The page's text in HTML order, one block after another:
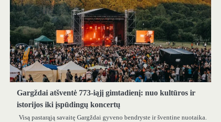
Gargždai atšventė 773-iąjį gimtadienį: nuo kultūros ir
istorijos iki įspūdingų koncertų
Visą pastarąją savaitę Gargždai gyveno bendryste ir šventine nuotaika.